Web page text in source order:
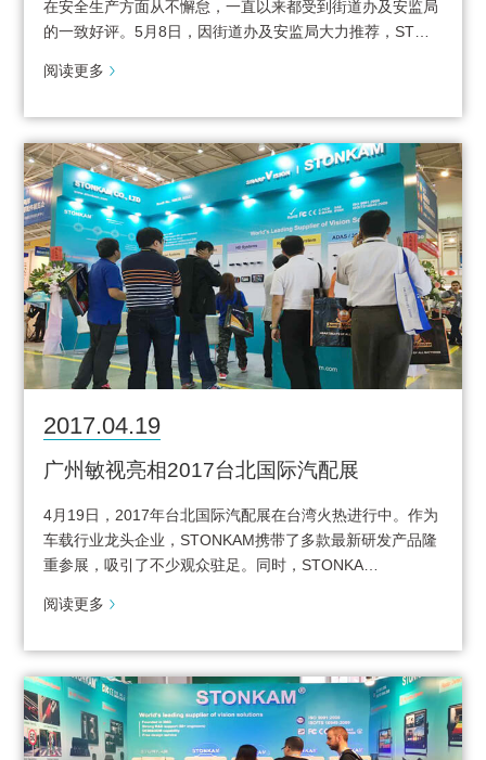
在安全生产方面从不懈怠，一直以来都受到街道办及安监局
的一致好评。5月8日，因街道办及安监局大力推荐，ST…
阅读更多
2017.04.19
广州敏视亮相2017台北国际汽配展
4月19日，2017年台北国际汽配展在台湾火热进行中。作为
车载行业龙头企业，STONKAM携带了多款最新研发产品隆
重参展，吸引了不少观众驻足。同时，STONKA…
阅读更多